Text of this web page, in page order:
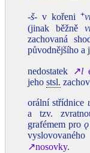
‑š‑ v kořeni +
(jinak běžně
zachovaná
původnějšího a
nedostatek ↗l
jeho stsl.
orální střídnice
a tzv.
grafémem pro ǫ
↗nosovky.